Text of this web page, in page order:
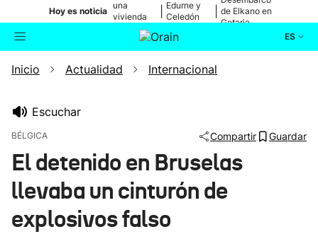
Hoy es noticia
una
vivienda
de Bilbao
Edurne y
Celedón
de Elkano en
Getaria
ES
Buscador Actualidad
Ikusmiran
Eguraldia
Inicio Actualidad Internacional
Escuchar
BÉLGICA Compartir Guardar
El detenido en Bruselas
llevaba un cinturón de
explosivos falso